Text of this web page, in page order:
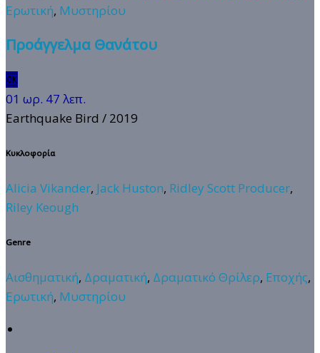
Ερωτική, Μυστηρίου
Προάγγελμα Θανάτου
🆗
01 ωρ. 47 λεπ.
Earthquake Bird / 2019
Κυκλοφορία
Alicia Vikander, Jack Huston, Ridley Scott Producer,
Riley Keough
Genre
Αισθηματική, Δραματική, Δραματικό Θρίλερ, Εποχής,
Ερωτική, Μυστηρίου